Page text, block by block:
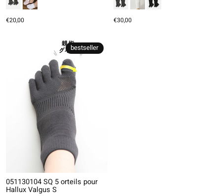
€20,00 €30,00
bestseller
051130104 SQ 5 orteils pour
Hallux Valgus S